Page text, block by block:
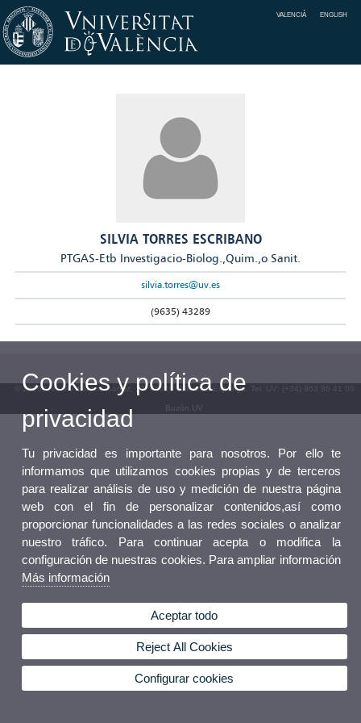
VALENCIÀ ENGLISH
SILVIA TORRES ESCRIBANO
PTGAS-Etb Investigacio-Biolog.,Quim.,o Sanit.
silvia.torres@uv.es
(9635) 43289
© 2026 UV. - Av. Blasco Ibáñez, 13. 46010 València. Espanya. Tel. UV: (+34) 963 86 41 00
Buzón UV
Cookies y política de
privacidad
Tu privacidad es importante para nosotros. Por ello te
informamos que utilizamos cookies propias y de terceros
para realizar análisis de uso y medición de nuestra página
web con el fin de personalizar contenidos,así como
proporcionar funcionalidades a las redes sociales o analizar
nuestro tráfico. Para continuar acepta o modifica la
configuración de nuestras cookies. Para ampliar información
Más información
Aceptar todo
Reject All Cookies
Configurar cookies